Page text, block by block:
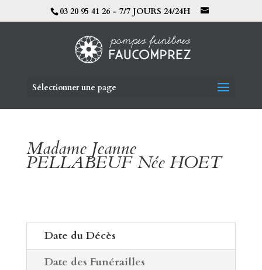
03 20 95 41 26 - 7/7 JOURS 24/24H
Sélectionner une page
Madame Jeanne
PELLABEUF Née HOET
Date du Décès
Date des Funérailles